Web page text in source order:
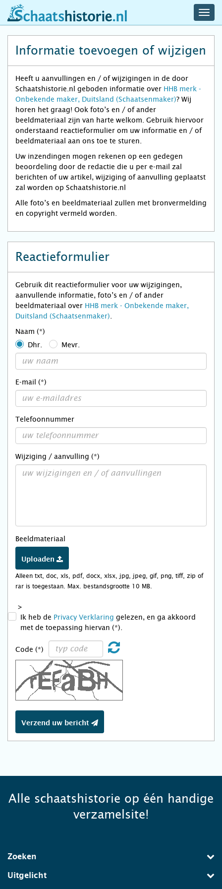
schaatshistorie.nl
Informatie toevoegen of wijzigen
Heeft u aanvullingen en / of wijzigingen in de door
Schaatshistorie.nl geboden informatie over HHB merk -
Onbekende maker, Duitsland (Schaatsenmaker)? Wij
horen het graag! Ook foto’s en / of ander
beeldmateriaal zijn van harte welkom. Gebruik hiervoor
onderstaand reactieformulier om uw informatie en / of
beeldmateriaal aan ons toe te sturen.
Uw inzendingen mogen rekenen op een gedegen
beoordeling door de redactie die u per e-mail zal
berichten of uw artikel, wijziging of aanvulling geplaatst
zal worden op Schaatshistorie.nl
Alle foto’s en beeldmateriaal zullen met bronvermelding
en copyright vermeld worden.
Reactieformulier
Gebruik dit reactieformulier voor uw wijzigingen,
aanvullende informatie, foto’s en / of ander
beeldmateriaal over HHB merk - Onbekende maker,
Duitsland (Schaatsenmaker)
Naam (*)
Dhr.
Mevr.
E-mail (*)
Telefoonnummer
Wijziging / aanvulling (*)
Beeldmateriaal
Uploaden
Alleen txt, doc, xls, pdf, docx, xlsx, jpg, jpeg, gif, png, tiff, zip of
rar is toegestaan. Max. bestandsgrootte 10 MB.
>
Ik heb de Privacy Verklaring gelezen, en ga akkoord
met de toepassing hiervan (*).
Code (*)
Verzend uw bericht
Alle schaatshistorie op één handige
verzamelsite!
Zoeken
Uitgelicht